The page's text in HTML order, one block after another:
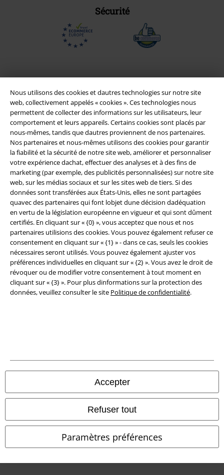
Nous utilisons des cookies et dautres technologies sur notre site
web, collectivement appelés « cookies ». Ces technologies nous
permettent de collecter des informations sur les utilisateurs, leur
comportement et leurs appareils. Certains cookies sont placés par
nous-mêmes, tandis que dautres proviennent de nos partenaires.
Nos partenaires et nous-mêmes utilisons des cookies pour garantir
la fiabilité et la sécurité de notre site web, améliorer et personnaliser
votre expérience dachat, effectuer des analyses et à des fins de
marketing (par exemple, des publicités personnalisées) sur notre site
web, sur les médias sociaux et sur les sites web de tiers. Si des
données sont transférées aux États-Unis, elles ne sont partagées
quavec des partenaires qui font lobjet dune décision dadéquation
en vertu de la législation européenne en vigueur et qui sont dûment
certifiés. En cliquant sur « {0} », vous acceptez que nous et nos
partenaires utilisions des cookies. Vous pouvez également refuser ce
consentement en cliquant sur « {1} » - dans ce cas, seuls les cookies
nécessaires seront utilisés. Vous pouvez également ajuster vos
préférences individuelles en cliquant sur « {2} ». Vous avez le droit de
révoquer ou de modifier votre consentement à tout moment en
cliquant sur « {3} ». Pour plus dinformations sur la protection des
données, veuillez consulter le site Politique de confidentialité.
Accepter
Refuser tout
Paramètres préférences
Sécurité
Légal
Conditions générales
Éditeur
Clauses de confidentialité
Élimination des déchets et protection de l'environnement
Déclaration de Conformité
Informations sur l'accessibilité
Boutiques en ligne EMP